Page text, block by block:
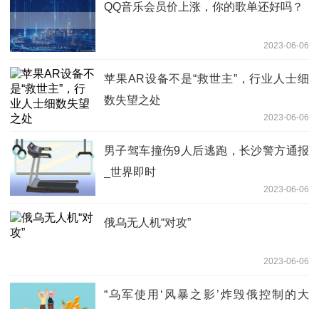
QQ音乐会员价上涨，你的歌单还好吗？
2023-06-06
苹果AR设备不是“救世主”，行业人士细
数失望之处
2023-06-06
男子驾车撞伤9人后逃跑，长沙警方通报
_世界即时
2023-06-06
俄乌无人机“对攻”
2023-06-06
“乌军使用‘风暴之影’炸毁俄控制的大